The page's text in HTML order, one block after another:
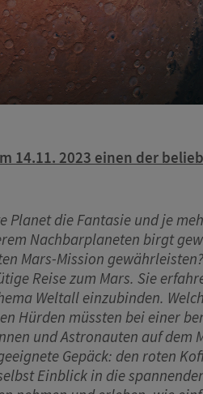
14.11. 2023 einen der
die Fantasie und je
Nachbarplaneten birgt
Mars-Mission
Reise zum Mars. Sie
Weltall einzubinden.
Hürden müssten bei einer
und Astronauten auf dem
Gepäck: den roten
Einblick in die